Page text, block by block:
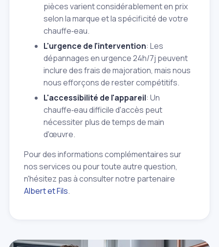
pièces varient considérablement en prix
selon la marque et la spécificité de votre
chauffe‑eau.
L'urgence de l'intervention: Les
dépannages en urgence 24h/7j peuvent
inclure des frais de majoration, mais nous
nous efforçons de rester compétitifs.
L'accessibilité de l'appareil: Un
chauffe‑eau difficile d'accès peut
nécessiter plus de temps de main
d'œuvre.
Pour des informations complémentaires sur
nos services ou pour toute autre question,
n'hésitez pas à consulter notre partenaire
Albert et Fils.